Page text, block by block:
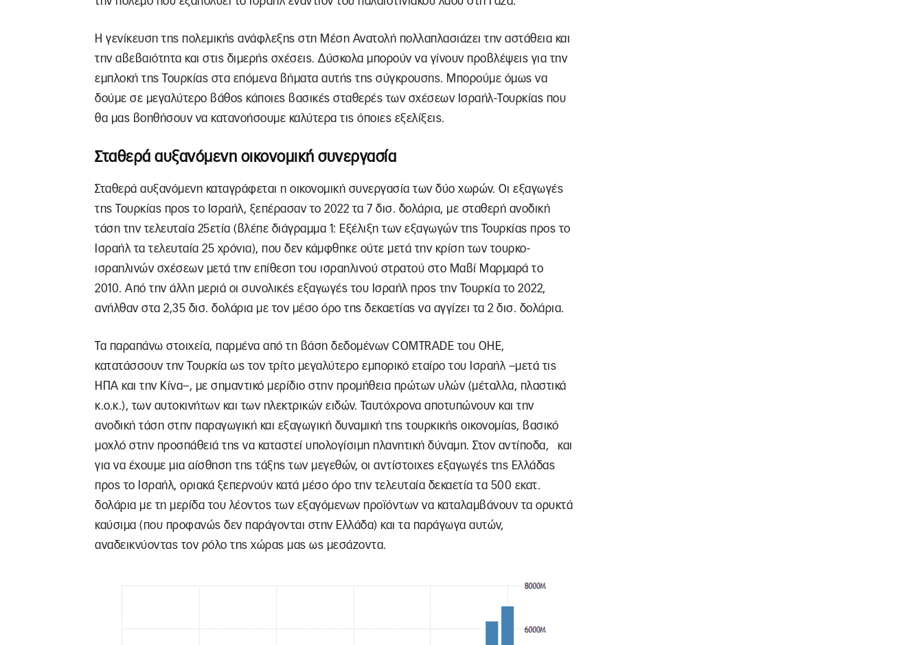
Η γενίκευση της πολεμικής ανάφλεξης στη Μέση Ανατολή πολλαπλασιάζει την αστάθεια και
την αβεβαιότητα και στις διμερής σχέσεις. Δύσκολα μπορούν να γίνουν προβλέψεις για την
εμπλοκή της Τουρκίας στα επόμενα βήματα αυτής της σύγκρουσης. Μπορούμε όμως να
δούμε σε μεγαλύτερο βάθος κάποιες βασικές σταθερές των σχέσεων Ισραήλ-Τουρκίας που
θα μας βοηθήσουν να κατανοήσουμε καλύτερα τις όποιες εξελίξεις.
Σταθερά αυξανόμενη οικονομική συνεργασία
Σταθερά αυξανόμενη καταγράφεται η οικονομική συνεργασία των δύο χωρών. Οι εξαγωγές
της Τουρκίας προς το Ισραήλ, ξεπέρασαν το 2022 τα 7 δισ. δολάρια, με σταθερή ανοδική
τάση την τελευταία 25ετία (βλέπε διάγραμμα 1: Εξέλιξη των εξαγωγών της Τουρκίας προς το
Ισραήλ τα τελευταία 25 χρόνια), που δεν κάμφθηκε ούτε μετά την κρίση των τουρκο-
ισραηλινών σχέσεων μετά την επίθεση του ισραηλινού στρατού στο Μαβί Μαρμαρά το
2010. Από την άλλη μεριά οι συνολικές εξαγωγές του Ισραήλ προς την Τουρκία το 2022,
ανήλθαν στα 2,35 δισ. δολάρια με τον μέσο όρο της δεκαετίας να αγγίζει τα 2 δισ. δολάρια.
Τα παραπάνω στοιχεία, παρμένα από τη βάση δεδομένων COMTRADE του ΟΗΕ,
κατατάσσουν την Τουρκία ως τον τρίτο μεγαλύτερο εμπορικό εταίρο του Ισραήλ –μετά τις
ΗΠΑ και την Κίνα–, με σημαντικό μερίδιο στην προμήθεια πρώτων υλών (μέταλλα, πλαστικά
κ.ο.κ.), των αυτοκινήτων και των ηλεκτρικών ειδών. Ταυτόχρονα αποτυπώνουν και την
ανοδική τάση στην παραγωγική και εξαγωγική δυναμική της τουρκικής οικονομίας, βασικό
μοχλό στην προσπάθειά της να καταστεί υπολογίσιμη πλανητική δύναμη. Στον αντίποδα, και
για να έχουμε μια αίσθηση της τάξης των μεγεθών, οι αντίστοιχες εξαγωγές της Ελλάδας
προς το Ισραήλ, οριακά ξεπερνούν κατά μέσο όρο την τελευταία δεκαετία τα 500 εκατ.
δολάρια με τη μερίδα του λέοντος των εξαγόμενων προϊόντων να καταλαμβάνουν τα ορυκτά
καύσιμα (που προφανώς δεν παράγονται στην Ελλάδα) και τα παράγωγα αυτών,
αναδεικνύοντας τον ρόλο της χώρας μας ως μεσάζοντα.